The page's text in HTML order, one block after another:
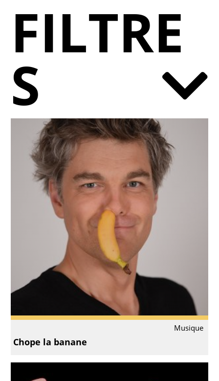
Musique
Chope la banane
FILTRE
S